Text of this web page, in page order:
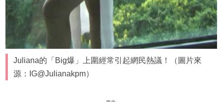
Juliana的「Big爆」上圍經常引起網民熱議！（圖片來
源：IG@Julianakpm）